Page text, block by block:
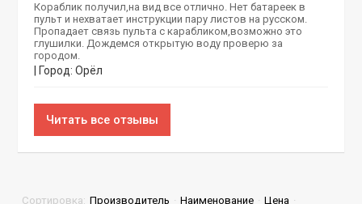
Кораблик получил,на вид все отлично. Нет батареек в
пульт и нехватает инструкции пару листов на русском.
Пропадает связь пульта с карабликом,возможно это
глушилки. Дождемся открытую воду проверю за
городом.
| Город: Орёл
Читать все отзывы
Сортировка: Производитель · Наименование · Цена ·